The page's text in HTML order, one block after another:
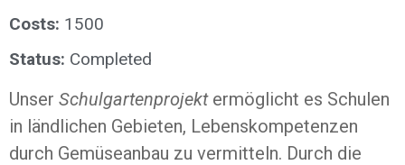
Costs: 1500
Status: Completed
Unser Schulgartenprojektermöglicht es Schulen
in ländlichen Gebieten, Lebenskompetenzen
durch Gemüseanbau zu vermitteln. Durch die